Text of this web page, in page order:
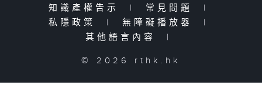
知識產權告示
| 常見問題
|
私隱政策
| 無障礙播放器
|
其他語言內容
|
© 2026 rthk.hk